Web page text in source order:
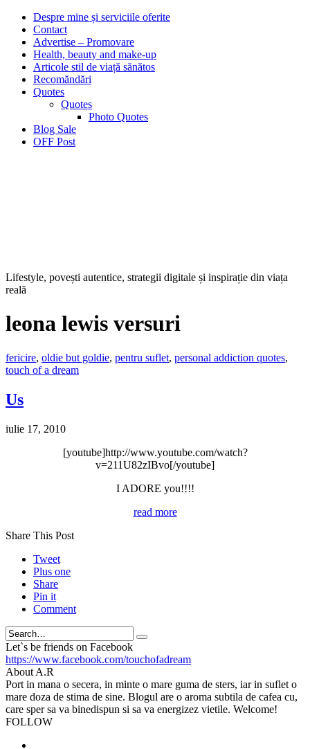
Despre mine și serviciile oferite
Contact
Advertise – Promovare
Health, beauty and make-up
Articole stil de viață sănătos
Recomăndări
Quotes
Quotes
Photo Quotes
Blog Sale
OFF Post
Lifestyle, povești autentice, strategii digitale și inspirație din viața
reală
leona lewis versuri
fericire, oldie but goldie, pentru suflet, personal addiction quotes,
touch of a dream
Us
iulie 17, 2010
[youtube]http://www.youtube.com/watch?
v=211U82zIBvo[/youtube]
I ADORE you!!!!
read more
Share This Post
Tweet
Plus one
Share
Pin it
Comment
Search
Let`s be friends on Facebook
https://www.facebook.com/touchofadream
About A.R
Port in mana o secera, in minte o mare guma de sters, iar in suflet o
mare doza de stima de sine. Blogul are o aroma subtila de cafea cu,
care sper sa va binedispun si sa va energizez vietile. Welcome!
FOLLOW